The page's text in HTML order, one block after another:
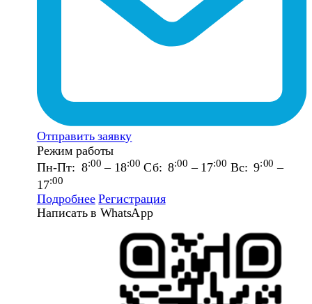
Отправить заявку
Режим работы
Пн-Пт: 8:00 – 18:00 Сб: 8:00 – 17:00 Вс: 9:00 –
17:00
Подробнее Регистрация
Написать в WhatsApp